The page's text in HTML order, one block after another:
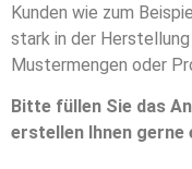
Kunden wie zum
stark in der Herstellung
Mustermengen oder
Bitte füllen Sie das
erstellen Ihnen gerne